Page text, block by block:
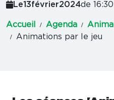
Le13février2024de
Accueil Agenda
Animations par le jeu